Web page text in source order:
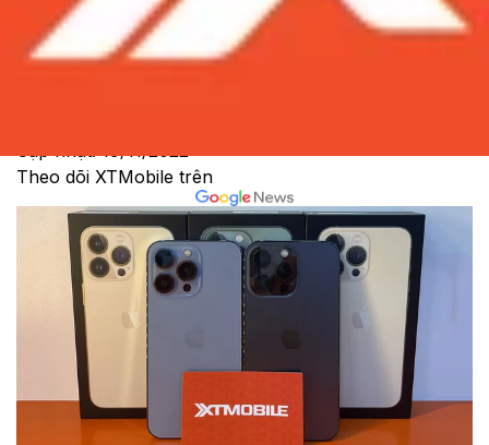
đáng mua nhất dịp cuối năm 2022
Cập nhật:19/11/2022
Theo dõi XTMobile trên